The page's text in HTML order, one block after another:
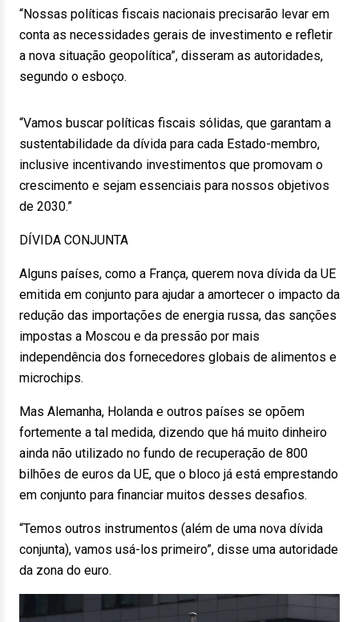
“Nossas políticas fiscais nacionais precisarão levar em
conta as necessidades gerais de investimento e refletir
a nova situação geopolítica”, disseram as autoridades,
segundo o esboço.
“Vamos buscar políticas fiscais sólidas, que garantam a
sustentabilidade da dívida para cada Estado-membro,
inclusive incentivando investimentos que promovam o
crescimento e sejam essenciais para nossos objetivos
de 2030.”
DÍVIDA CONJUNTA
Alguns países, como a França, querem nova dívida da UE
emitida em conjunto para ajudar a amortecer o impacto da
redução das importações de energia russa, das sanções
impostas a Moscou e da pressão por mais
independência dos fornecedores globais de alimentos e
microchips.
Mas Alemanha, Holanda e outros países se opõem
fortemente a tal medida, dizendo que há muito dinheiro
ainda não utilizado no fundo de recuperação de 800
bilhões de euros da UE, que o bloco já está emprestando
em conjunto para financiar muitos desses desafios.
“Temos outros instrumentos (além de uma nova dívida
conjunta), vamos usá-los primeiro”, disse uma autoridade
da zona do euro.